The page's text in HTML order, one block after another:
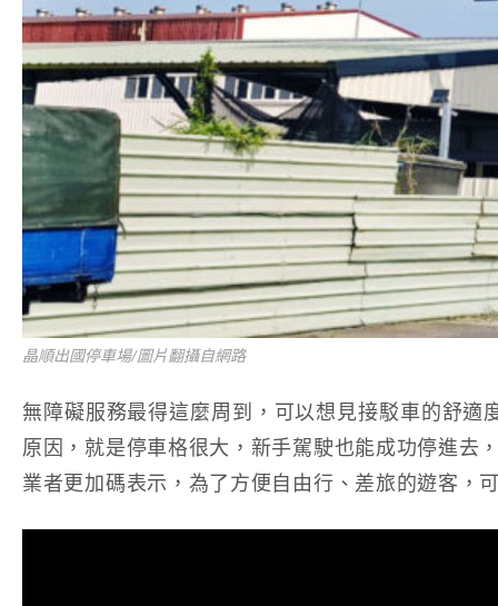
晶順出國停車場/圖片翻攝自網路
無障礙服務最得這麼周到，可以想見接駁車的舒
原因，就是停車格很大，新手駕駛也能成功停進去
業者更加碼表示，為了方便自由行、差旅的遊客，